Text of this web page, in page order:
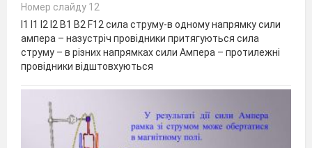
Номер слайду 12
І1 І1 І2 І2 В1 В2 F12 сила струму-в одному напрямку сили
ампера – назустріч провідники притягуються сила
струму – в різних напрямках сили Ампера – протилежні
провідники відштовхуються